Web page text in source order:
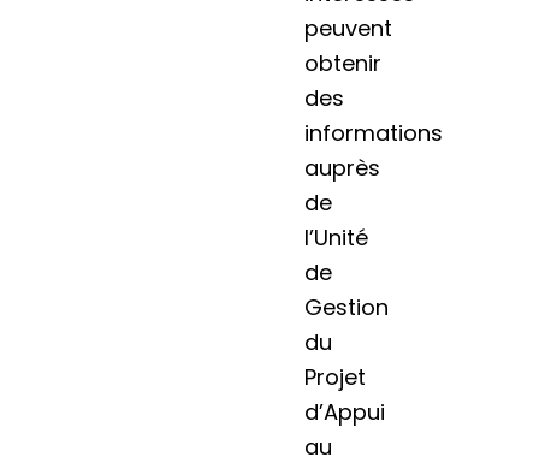
peuvent
obtenir
des
informations
auprès
de
l’Unité
de
Gestion
du
Projet
d’Appui
au